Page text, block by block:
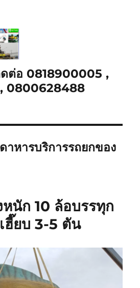
ดต่อ 0818900005 ,
, 0800628488
าหารบริการรถยกของ
นัก 10 ล้อบรรทุก
ฮี๊ยบ 3-5 ตัน